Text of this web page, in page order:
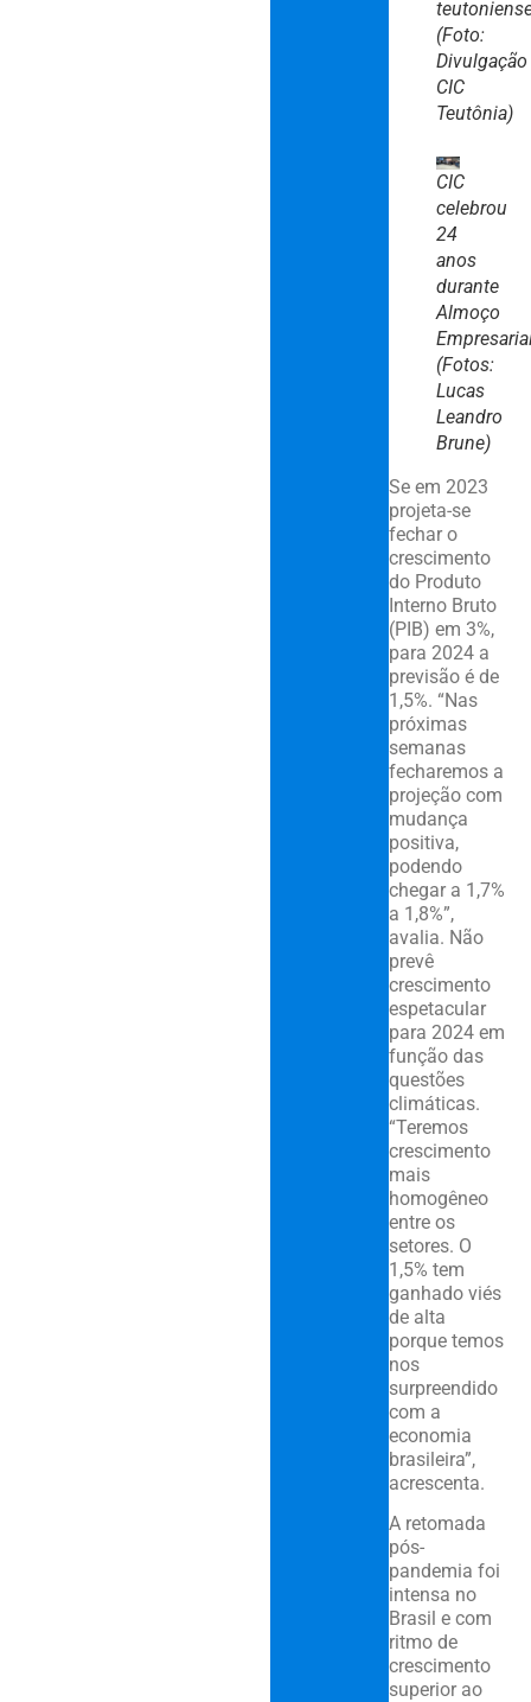
(Foto:
Divulgação
CIC
Teutônia)
CIC
celebrou
24
anos
durante
Almoço
(Fotos:
Lucas
Leandro
Brune)
Se em 2023
projeta-se
fechar o
crescimento
do Produto
Interno Bruto
(PIB) em 3%,
para 2024 a
previsão é de
1,5%. “Nas
próximas
semanas
fecharemos a
projeção com
mudança
positiva,
podendo
chegar a 1,7%
a 1,8%”,
avalia. Não
prevê
crescimento
espetacular
para 2024 em
função das
questões
climáticas.
“Teremos
crescimento
mais
homogêneo
entre os
setores. O
1,5% tem
ganhado viés
de alta
porque temos
nos
surpreendido
com a
economia
brasileira”,
acrescenta.
A retomada
pós-
pandemia foi
intensa no
Brasil e com
ritmo de
crescimento
superior ao